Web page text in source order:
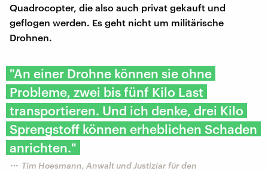
Quadrocopter, die also auch privat gekauft und
geflogen werden. Es geht nicht um militärische
Drohnen.
"An einer Drohne können sie ohne
Probleme, zwei bis fünf Kilo Last
transportieren. Und ich denke, drei Kilo
Sprengstoff können erheblichen Schaden
anrichten."
Tim Hoesmann, Anwalt und Justiziar für den